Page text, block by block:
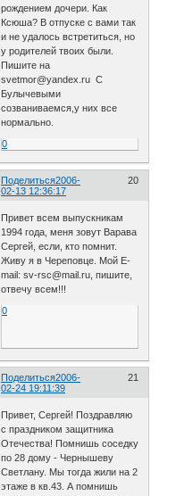
рождением дочери. Как
Ксюша? В отпуске с вами так
и не удалось встретиться, но
у родителей твоих были.
Пишите на
svetmor@yandex.ru С
Булычевыми
созваниваемся,у них все
нормально.
0
Поделиться 20
2006-
02-13 12:36:17
Привет всем выпускникам
1994 года, меня зовут Варава
Сергей, если, кто помнит.
Живу я в Череповце. Мой E-
mail: sv-rsc@mail.ru, пишите,
отвечу всем!!!
0
Поделиться 21
2006-
02-24 19:11:39
Привет, Сергей! Поздравляю
с праздником защитника
Отечества! Помнишь соседку
по 28 дому - Чернышеву
Светлану. Мы тогда жили на 2
этаже в кв.43. А помнишь